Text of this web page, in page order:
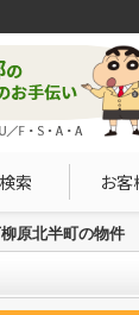
索 お客
原北半町の物件